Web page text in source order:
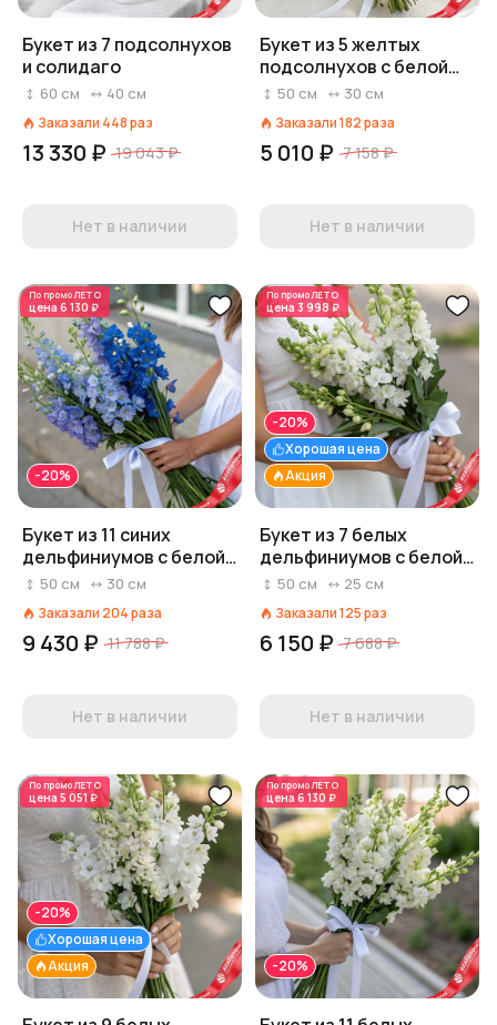
Букет из 7 подсолнухов
и солидаго
60 см 40 см
Заказали 448раз
13 330 ₽ 19 043 ₽
Нет в наличии
Букет из 5 желтых
подсолнухов с белой
лентой
50 см 30 см
Заказали182раза
5 010 ₽ 7 158 ₽
Нет в наличии
По промоЛЕТО
цена 6 130 ₽
-20%
Букет из 11 синих
дельфиниумов с белой
лентой
50 см 30 см
Заказали 204раза
9 430 ₽ 11 788 ₽
Нет в наличии
По промоЛЕТО
цена 3 998 ₽
Акция
Хорошая цена
-20%
Букет из 7 белых
дельфиниумов с белой
лентой
50 см 25 см
Заказали125раз
6 150 ₽ 7 688 ₽
Нет в наличии
По промоЛЕТО
цена 5 051 ₽
Акция
Хорошая цена
-20%
По промоЛЕТО
цена 6 130 ₽
-20%